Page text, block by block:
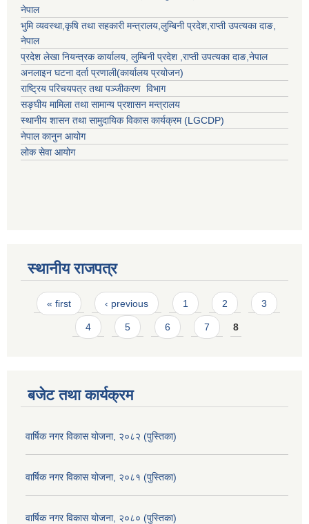
नेपाल
भुमि व्यवस्था,कृषि तथा सहकारी मन्त्रालय,लुम्बिनी प्रदेश,राप्ती उपत्यका दाङ,
नेपाल
प्रदेश लेखा नियन्त्रक कार्यालय, लुम्बिनी प्रदेश ,राप्ती उपत्यका दाङ,नेपाल
अनलाइन घटना दर्ता प्रणाली(कार्यालय प्रयोजन)
राष्ट्रिय परिचयपत्र तथा पञ्जीकरण विभाग
सङ्घीय मामिला तथा सामान्य प्रशासन मन्त्रालय
स्थानीय शासन तथा सामुदायिक विकास कार्यक्रम (LGCDP)
नेपाल कानुन आयोग
लोक सेवा आयोग
स्थानीय राजपत्र
Pages
« first ‹ previous 1 2 3
4 5 6 7 8
बजेट तथा कार्यक्रम
वार्षिक नगर विकास योजना, २०८२ (पुस्तिका)
वार्षिक नगर विकास योजना, २०८१ (पुस्तिका)
वार्षिक नगर विकास योजना, २०८० (पुस्तिका)